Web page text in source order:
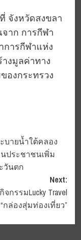
จังหวัดสงขลา
าก การกีฬา
การกีฬาแห่ง
างมูลค่าทาง
องกระทรวง
บายน้ำใต้คลอง
ประชาชนเพิ่ม
วันตก
Next:
รรมLucky Travel
กล่องสุ่มท่องเที่ยว”